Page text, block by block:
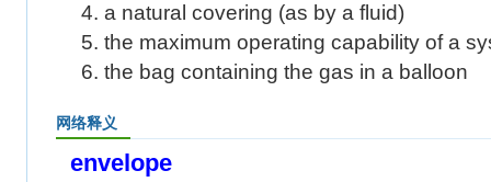
4. a natural covering (as by a fluid)
5. the maximum operating capability of a
6. the bag containing the gas in a balloon
网络释义
envelope